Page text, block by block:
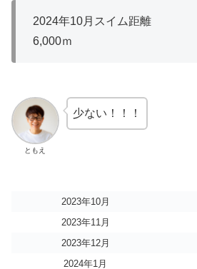
2024年10月スイム距離
6,000ｍ
ともえ
少ない！！！
2023年10月
2023年11月
2023年12月
2024年1月